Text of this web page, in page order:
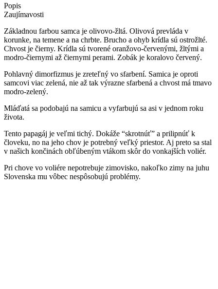
Popis
Zaujímavosti
Základnou farbou samca je olivovo-žltá. Olivová prevláda v
korunke, na temene a na chrbte. Brucho a ohyb krídla sú ostrožlté.
Chvost je čierny. Krídla sú tvorené oranžovo-červenými, žltými a
modro-čiernymi až čiernymi perami. Zobák je koralovo červený.
Pohlavný dimorfizmus je zreteľný vo sfarbení. Samica je oproti
samcovi viac zelená, nie až tak výrazne sfarbená a chvost má tmavo
modro-zelený.
Mláďatá sa podobajú na samicu a vyfarbujú sa asi v jednom roku
života.
Tento papagáj je veľmi tichý. Dokáže “skrotnúť” a prilipnúť k
človeku, no na jeho chov je potrebný veľký priestor. Aj preto sa stal
v našich končinách obľúbeným vtákom skôr do vonkajších voliér.
Pri chove vo voliére nepotrebuje zimovisko, nakoľko zimy na juhu
Slovenska mu vôbec nespôsobujú problémy.